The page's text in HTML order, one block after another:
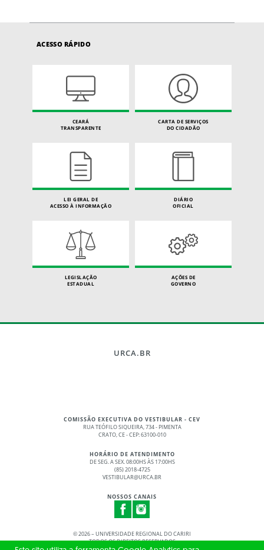
ACESSO RÁPIDO
CEARÁ
TRANSPARENTE
CARTA DE SERVIÇOS
DO CIDADÃO
LEI GERAL DE
ACESSO À INFORMAÇÃO
DIÁRIO
OFICIAL
LEGISLAÇÃO
ESTADUAL
AÇÕES DE
GOVERNO
URCA.BR
COMISSÃO EXECUTIVA DO VESTIBULAR - CEV
RUA TEÓFILO SIQUEIRA, 734 - PIMENTA
CRATO, CE - CEP: 63100-010
HORÁRIO DE ATENDIMENTO
DE SEG. A SEX. 08:00HS ÀS 17:00HS
(85) 2018-4725
VESTIBULAR@URCA.BR
NOSSOS CANAIS
©2026 – UNIVERSIDADE REGIONAL DO CARIRI
TODOS OS DIREITOS RESERVADOS